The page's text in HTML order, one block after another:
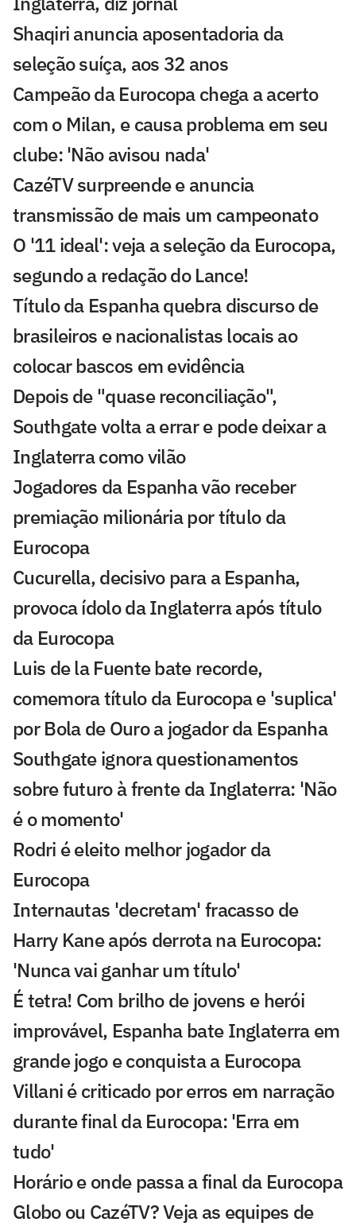
Shaqiri anuncia aposentadoria da
seleção suíça, aos 32 anos
Campeão da Eurocopa chega a acerto
com o Milan, e causa problema em seu
clube: 'Não avisou nada'
CazéTV surpreende e anuncia
transmissão de mais um campeonato
O '11 ideal': veja a seleção da Eurocopa,
segundo a redação do Lance!
Título da Espanha quebra discurso de
brasileiros e nacionalistas locais ao
colocar bascos em evidência
Depois de "quase reconciliação",
Southgate volta a errar e pode deixar a
Inglaterra como vilão
Jogadores da Espanha vão receber
premiação milionária por título da
Eurocopa
Cucurella, decisivo para a Espanha,
provoca ídolo da Inglaterra após título
da Eurocopa
Luis de la Fuente bate recorde,
comemora título da Eurocopa e 'suplica'
por Bola de Ouro a jogador da Espanha
Southgate ignora questionamentos
sobre futuro à frente da Inglaterra: 'Não
é o momento'
Rodri é eleito melhor jogador da
Eurocopa
Internautas 'decretam' fracasso de
Harry Kane após derrota na Eurocopa:
'Nunca vai ganhar um título'
É tetra! Com brilho de jovens e herói
improvável, Espanha bate Inglaterra em
grande jogo e conquista a Eurocopa
Villani é criticado por erros em narração
durante final da Eurocopa: 'Erra em
tudo'
Horário e onde passa a final da Eurocopa
Globo ou CazéTV? Veja as equipes de